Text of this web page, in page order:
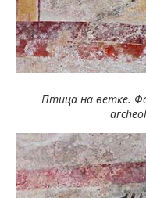
Птица на ветке.